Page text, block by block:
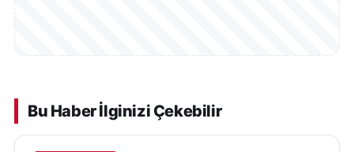
Bu Haber İlginizi Çekebilir